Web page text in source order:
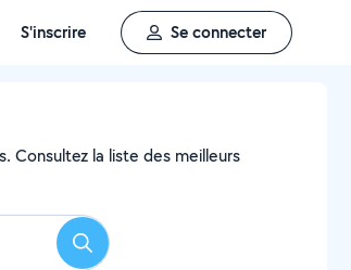
S'inscrire Se connecter
Consultez la liste des meilleurs
Rechercher